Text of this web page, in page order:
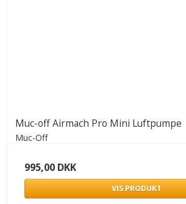
Muc-off Airmach Pro Mini Luftpumpe
Muc-Off
995,00 DKK
VIS PRODUKT